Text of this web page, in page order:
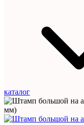
каталог